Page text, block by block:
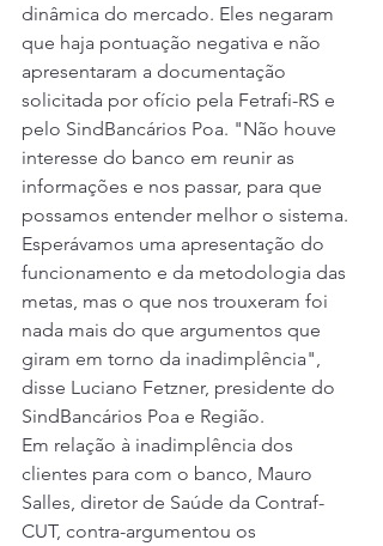
dinâmica do mercado. Eles negaram
que haja pontuação negativa e não
apresentaram a documentação
solicitada por ofício pela Fetrafi-RS e
pelo SindBancários Poa. "Não houve
interesse do banco em reunir as
informações e nos passar, para que
possamos entender melhor o sistema.
Esperávamos uma apresentação do
funcionamento e da metodologia das
metas, mas o que nos trouxeram foi
nada mais do que argumentos que
giram em torno da inadimplência",
disse Luciano Fetzner, presidente do
SindBancários Poa e Região.
Em relação à inadimplência dos
clientes para com o banco, Mauro
Salles, diretor de Saúde da Contraf-
CUT, contra-argumentou os